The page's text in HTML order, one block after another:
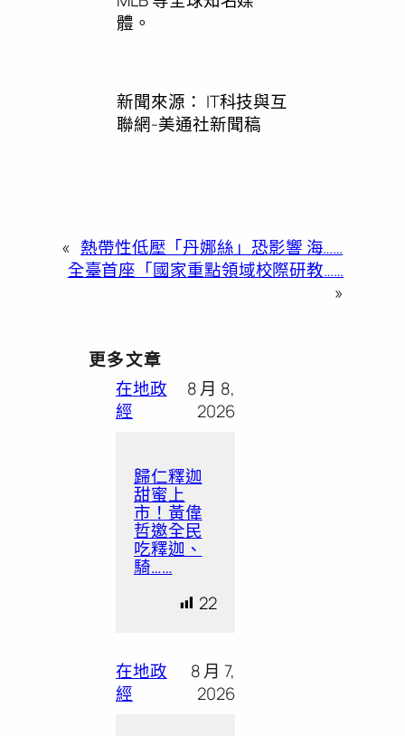
體。
新聞來源： IT科技與互
聯網-美通社新聞稿
« 熱帶性低壓「丹娜絲」恐影響 海……
全臺首座「國家重點領域校際研教……
»
更多文章
在地政
經
8 月 8,
2026
歸仁釋迦
甜蜜上
市！黃偉
哲邀全民
吃釋迦、
騎……
22
在地政
經
8 月 7,
2026